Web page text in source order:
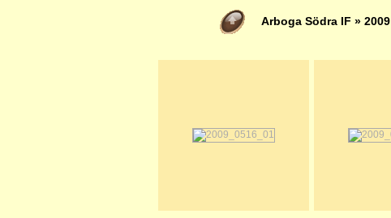
Arboga Södra IF » 2009